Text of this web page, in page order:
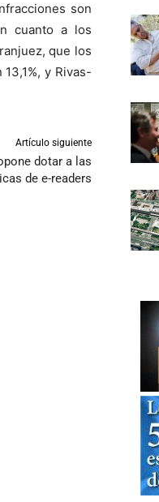
son
cuanto a los
que los
y Rivas-
Artículo siguiente
dotar a las
de e-readers